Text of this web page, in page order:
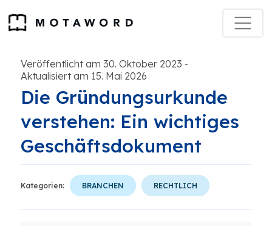
Veröffentlicht am 30. Oktober 2023 -
Aktualisiert am 15. Mai 2026
Die Gründungsurkunde
verstehen: Ein wichtiges
Geschäftsdokument
Kategorien: BRANCHEN RECHTLICH